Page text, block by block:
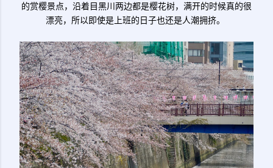
的赏樱景点，沿着目黑川两边都是樱花树，满开的时候真的很
漂亮，所以即使是上班的日子也还是人潮拥挤。